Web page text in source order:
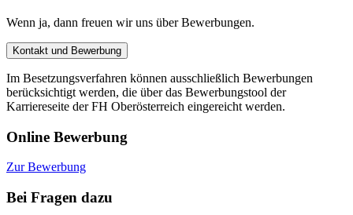
Wenn ja, dann freuen wir uns über Bewerbungen.
Kontakt und Bewerbung
Im Besetzungsverfahren können ausschließlich Bewerbungen
berücksichtigt werden, die über das Bewerbungstool der
Karriereseite der FH Oberösterreich eingereicht werden.
Online Bewerbung
Zur Bewerbung
Bei Fragen dazu